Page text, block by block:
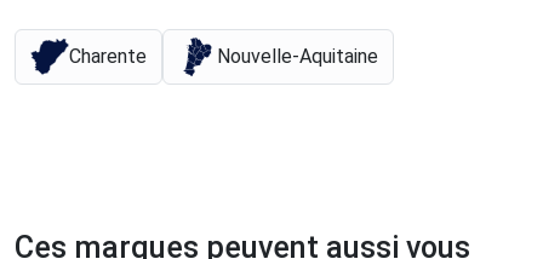
Charente Nouvelle-Aquitaine
Ces marques peuvent aussi vous